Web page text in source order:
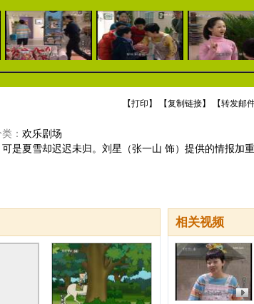
【打印 】 【复制链接】 【转发邮
： 欢乐剧场
是夏雪却迟迟未归。刘星（张一山 饰）提供的情报加
相关视频